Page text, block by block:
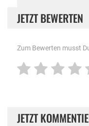
JETZT BEWERTEN
Zum Bewerten musst
JETZT